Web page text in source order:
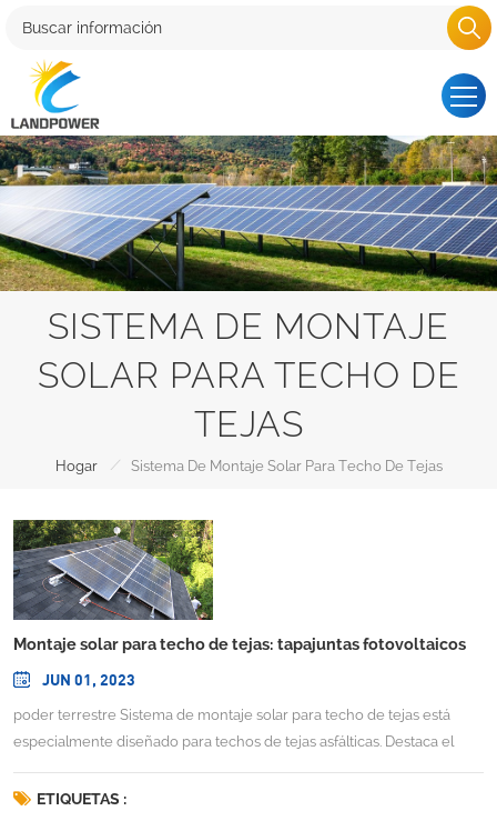
SISTEMA DE MONTAJE
SOLAR PARA TECHO DE
TEJAS
Hogar / Sistema De Montaje Solar Para Techo De Tejas
Montaje solar para techo de tejas: tapajuntas fotovoltaicos
JUN 01, 2023
poder terrestre Sistema de montaje solar para techo de tejas está
especialmente diseñado para techos de tejas asfálticas. Destaca el
hermético, duradero y compatible con la mayoría de las estanterías
ETIQUETAS :